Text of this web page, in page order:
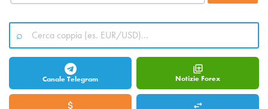
Canale Telegram Notizie Forex